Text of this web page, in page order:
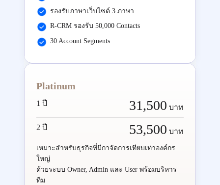
รองรับภาษาเว็บไซต์ 3 ภาษา
R-CRM รองรับ 50,000 Contacts
30 Account Segments
Platinum
1 ปี 31,500 บาท
2 ปี 53,500 บาท
เหมาะสำหรับธุรกิจที่มีกาจัดการเทียบเท่าองค์กร
ใหญ่
ด้วยระบบ Owner, Admin และ User พร้อมบริหาร
ทีม